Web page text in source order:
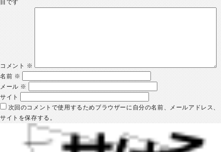
目です
コメント ※
名前 ※
メール ※
サイト
次回のコメントで使用するためブラウザーに自分の名前、メールアドレス、
サイトを保存する。